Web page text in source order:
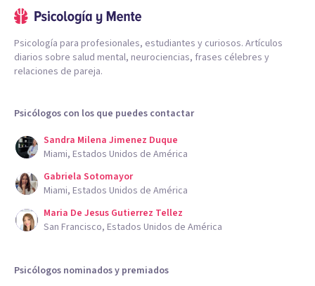
Psicología para profesionales, estudiantes y curiosos. Artículos
diarios sobre salud mental, neurociencias, frases célebres y
relaciones de pareja.
Psicólogos con los que puedes contactar
Sandra Milena Jimenez Duque
Miami, Estados Unidos de América
Gabriela Sotomayor
Miami, Estados Unidos de América
Maria De Jesus Gutierrez Tellez
San Francisco, Estados Unidos de América
Psicólogos nominados y premiados